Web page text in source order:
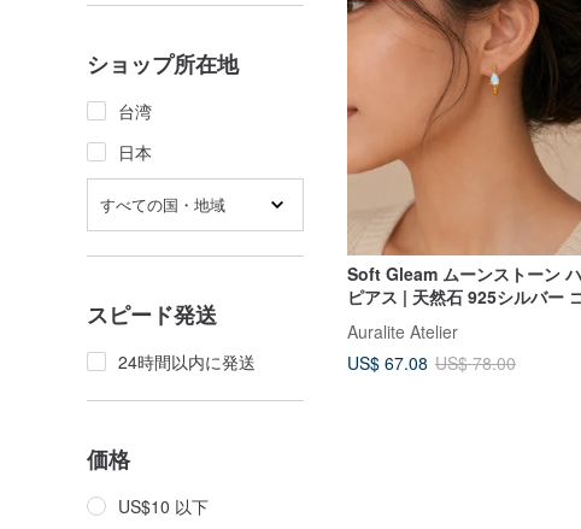
ショップ所在地
台湾
日本
すべての国・地域
スピード発送
24時間以内に発送
価格
US$10 以下
Soft Gleam ムーンストーン
ピアス | 天然石 925シルバー
ドプレーティング
Auralite Atelier
US$ 67.08 US$ 78.00